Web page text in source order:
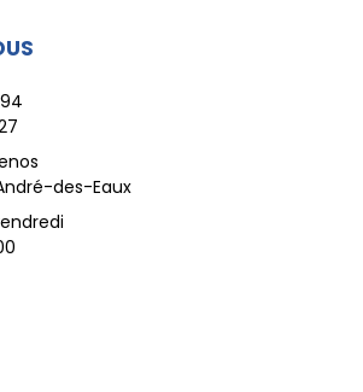
des-Eaux